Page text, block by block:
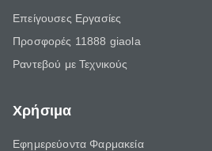
Επείγουσες Εργασίες
Προσφορές 11888 giaola
Ραντεβού με Τεχνικούς
Χρήσιμα
Εφημερεύοντα Φαρμακεία